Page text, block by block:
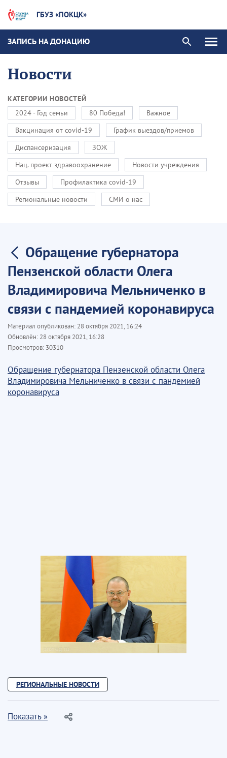
ГБУЗ «ПОКЦК»
ЗАПИСЬ НА ДОНАЦИЮ
Новости
КАТЕГОРИИ НОВОСТЕЙ
2024 - Год семьи
80 Победа!
Важное
Вакцинация от covid-19
График выездов/приемов
Диспансеризация
ЗОЖ
Нац. проект здравоохранение
Новости учреждения
Отзывы
Профилактика covid-19
Региональные новости
СМИ о нас
Обращение губернатора
Пензенской области Олега
Владимировича Мельниченко в
связи с пандемией коронавируса
Материал опубликован: 28 октября 2021, 16:24
Обновлён: 28 октября 2021, 16:28
Просмотров: 30310
Обращение губернатора Пензенской области Олега
Владимировича Мельниченко в связи с пандемией
коронавируса
РЕГИОНАЛЬНЫЕ НОВОСТИ
Показать »